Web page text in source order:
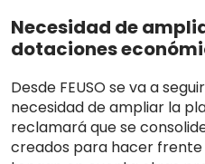
Necesidad de
dotaciones
Desde FEUSO se va a
necesidad de ampliar la
reclamará que se
creados para hacer frente